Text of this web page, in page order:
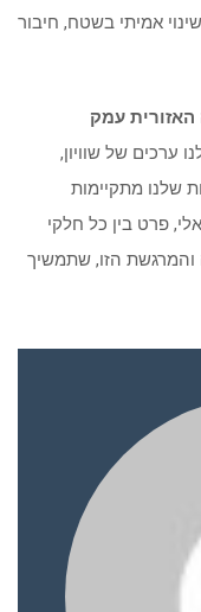
אמיתי בשטח, חיבור
עמק
ערכים של שוויון,
שלנו מתקיימות
פרט בין כל חלקי
הזו, שתמשיך